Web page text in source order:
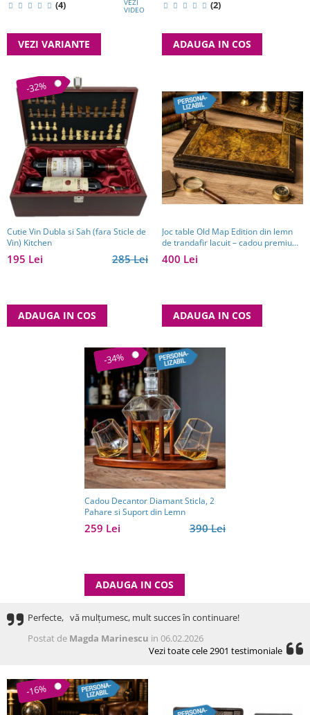
(4) VEZI
VIDEO
VEZI VARIANTE
(2)
ADAUGA IN COS
-32%
Cutie Vin Dubla si Sah (fara Sticle de
Vin) Kitchen
285 Lei
195 Lei
ADAUGA IN COS
Joc table Old Map Edition din lemn
de trandafir lacuit – cadou premium
pentru bărbați pasionați de jocuri
clasice
400 Lei
ADAUGA IN COS
-34%
Cadou Decantor Diamant Sticla, 2
Pahare si Suport din Lemn
390 Lei
259 Lei
ADAUGA IN COS
Perfecte, vă mulțumesc, mult succes în continuare!
Postat de Magda Marinescu in 06.02.2026
Vezi toate cele 2901 testimoniale
-16%